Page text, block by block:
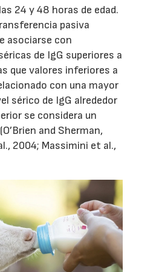
24 y 48 horas de edad.
pasiva
asociarse con
de IgG superiores a
que valores inferiores a
con una mayor
sérico de IgG alrededor
se considera un
and Sherman,
2004; Massimini et al.,